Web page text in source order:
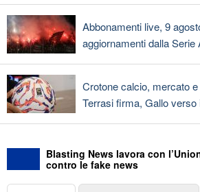
Abbonamenti live, 9
aggiornamenti dalla Serie
Crotone calcio, mercato
Terrasi firma, Gallo verso
Blasting News lavora con
contro le fake news